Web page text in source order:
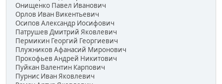
Онищенко Павел Иванович
Орлов Иван Викентьевич
Осипов Александр Иосифович
Патрушев Дмитрий Яковлевич
Пермикин Георгий Георгиевич
Плужников Афанасий Миронович
Прокофьев Андрей Никитович
Пуйкан Валентин Карпович
Пурнис Иван Яковлевич